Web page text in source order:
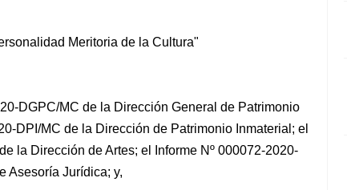
Meritoria de la Cultura"
DGPC/MC de la Dirección General de Patrimonio
DPI/MC de la Dirección de Patrimonio Inmaterial; el
la Dirección de Artes; el Informe Nº 000072-2020-
Asesoría Jurídica; y,